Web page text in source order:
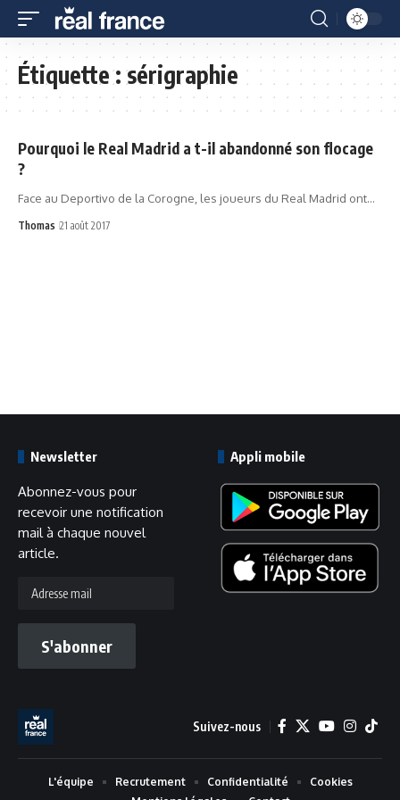
Étiquette :sérigraphie
Pourquoi le Real Madrid a t-il abandonné son flocage
?
Face au Deportivo de la Corogne, les joueurs du Real Madrid ont…
Thomas 21 août 2017
Newsletter
Abonnez-vous pour
recevoir une notification
mail à chaque nouvel
article.
mail
S'abonner
Appli mobile
Suivez-nous
L'équipe Recrutement Confidentialité
Cookies